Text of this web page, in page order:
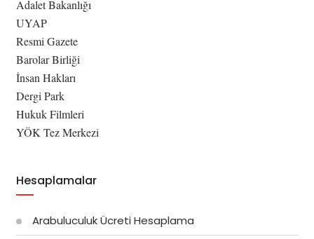
Adalet Bakanlığı
UYAP
Resmi Gazete
Barolar Birliği
İnsan Hakları
Dergi Park
Hukuk Filmleri
YÖK Tez Merkezi
Hesaplamalar
Arabuluculuk Ücreti Hesaplama